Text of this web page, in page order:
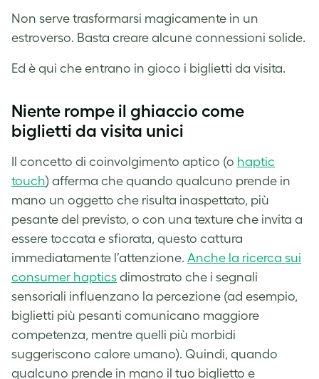
Non serve trasformarsi magicamente in un
estroverso. Basta creare alcune connessioni solide.
Ed è qui che entrano in gioco i biglietti da visita.
Niente rompe il ghiaccio come
biglietti da visita unici
Il concetto di coinvolgimento aptico (o haptic
touch) afferma che quando qualcuno prende in
mano un oggetto che risulta inaspettato, più
pesante del previsto, o con una texture che invita a
essere toccata e sfiorata, questo cattura
immediatamente l’attenzione. Anche la ricerca sui
consumer haptics dimostrato che i segnali
sensoriali influenzano la percezione (ad esempio,
biglietti più pesanti comunicano maggiore
competenza, mentre quelli più morbidi
suggeriscono calore umano). Quindi, quando
qualcuno prende in mano il tuo biglietto e